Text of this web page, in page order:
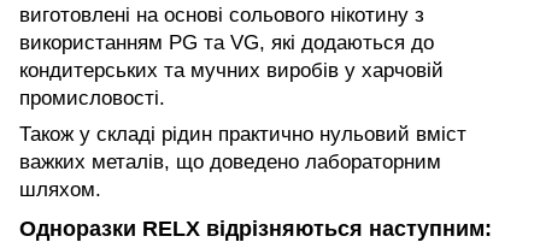
виготовлені на основі сольового нікотину з
використанням PG та VG, які додаються до
кондитерських та мучних виробів у харчовій
промисловості.
Також у складі рідин практично нульовий вміст
важких металів, що доведено лабораторним
шляхом.
Одноразки RELX відрізняються наступним: